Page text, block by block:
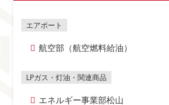
航空部（航空燃料給油）
エネルギー事業部松山